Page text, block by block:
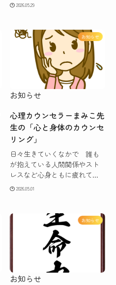
2026.05.29
お知らせ
お知らせ
心理カウンセラーまみこ先
生の「心と身体のカウンセ
リング」
日々生きていくなかで 誰も
が抱えている人間関係やスト
レスなど心身ともに疲れて...
2026.05.01
お知らせ
お知らせ